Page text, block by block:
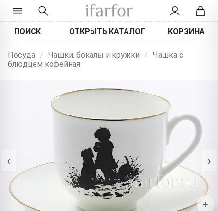
ПОИСК ОТКРЫТЬ КАТАЛОГ КОРЗИНА
Посуда / Чашки, бокалы и кружки / Чашка с
блюдцем кофейная
‹ ›
+